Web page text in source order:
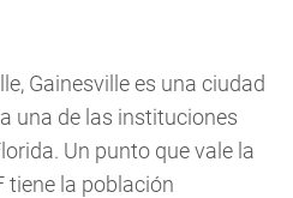
Gainesville es una ciudad
una de las instituciones
Un punto que vale la
tiene la población